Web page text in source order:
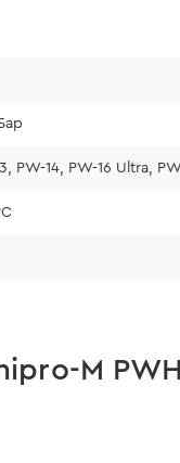
PW-14, PW-16 Ultra,
M